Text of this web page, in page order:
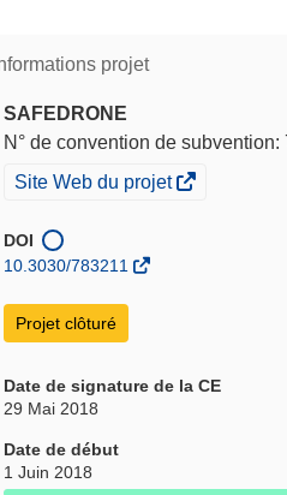
projet
SAFEDRONE
N° de convention de subvention:
(s’ouvre
nouvelle
fenêtre)
Site Web du projet
DOI
10.3030/783211
Projet clôturé
Date de signature de la CE
29 Mai 2018
Date de début
1 Juin 2018